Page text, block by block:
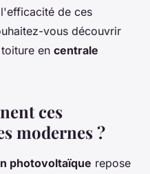
de ces
vous découvrir
en centrale
ces
modernes ?
photovoltaïque repose